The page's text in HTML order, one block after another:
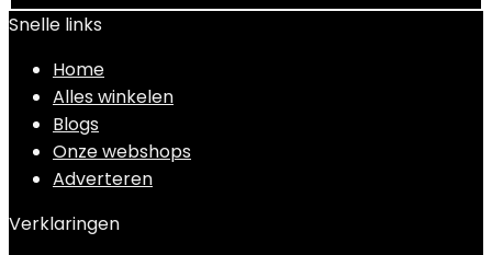
Snelle links
Home
Alles winkelen
Blogs
Onze webshops
Adverteren
Verklaringen